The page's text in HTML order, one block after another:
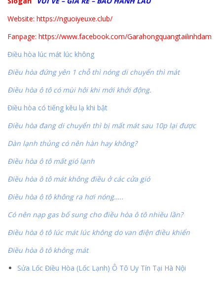
Website: https://nguoiyeuxe.club/
Fanpage: https://www.facebook.com/Garahongquangtailinhdam
Điều hòa lúc mát lúc không
Điều hòa đứng yên 1 chỗ thì nóng di chuyển thì mát
Điều hòa ô tô có mùi hôi khi mới khởi động.
Điều hòa có tiếng kêu lạ khi bật
Điều hòa đang di chuyển thì bị mất mát sau 10p lại được
Dàn lạnh thủng có nên hàn hay không?
Điều hòa ô tô mất gió lạnh
Điều hòa ô tô mát không điều ở các cửa gió
Điều hòa ô tô không ra hơi nóng…..
Có nên nạp gas bổ sung cho điều hòa ô tô nhiều lần?
Điều hòa ô tô lúc mát lúc không do van điện điều khiển
Điều hòa ô tô không mát
Sửa Lốc Điều Hòa (Lốc Lạnh) Ô Tô Uy Tín Tại Hà Nội